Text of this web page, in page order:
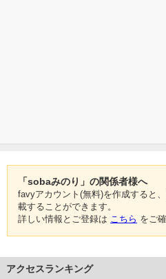
「sobaみのり」の関係者様へ
favyアカウント(無料)を作成すると
載することができます。
詳しい情報とご登録は こちら をご
アクセスランキング